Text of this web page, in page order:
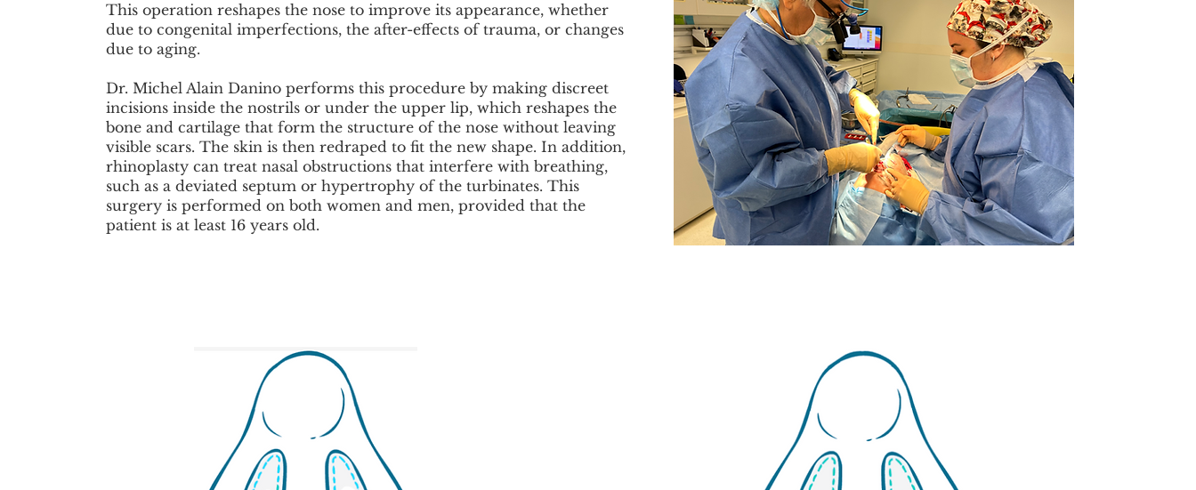
This operation reshapes the nose to improve its appearance, whether
due to congenital imperfections, the after-effects of trauma, or changes
due to aging.
Dr. Michel Alain Danino performs this procedure by making discreet
incisions inside the nostrils or under the upper lip, which reshapes the
bone and cartilage that form the structure of the nose without leaving
visible scars. The skin is then redraped to fit the new shape. In addition,
rhinoplasty can treat nasal obstructions that interfere with breathing,
such as a deviated septum or hypertrophy of the turbinates. This
surgery is performed on both women and men, provided that the
patient is at least 16 years old.